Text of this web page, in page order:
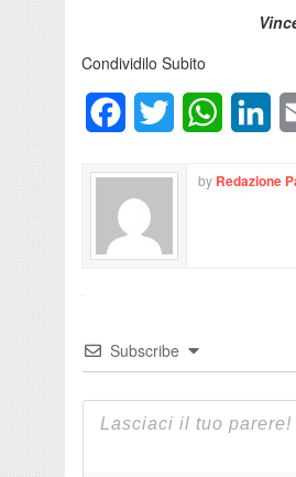
Condividilo Subito
FacebookTwitter
by Redazione
Subscribe